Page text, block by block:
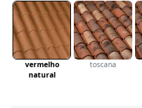
vermelho
natural
toscana